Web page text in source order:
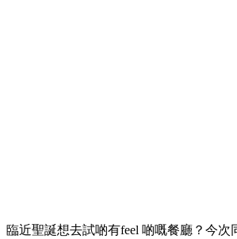
臨近聖誕想去試啲有feel 啲嘅餐廳？今次